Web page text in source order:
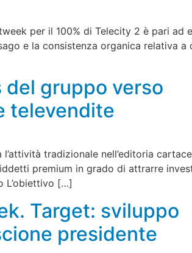
per il 100% di Telecity 2 è pari ad
e la consistenza organica relativa a
gruppo verso
televendite
tradizionale nell’editoria
premium in grado di attrarre
L’obiettivo […]
Target: sviluppo
presidente